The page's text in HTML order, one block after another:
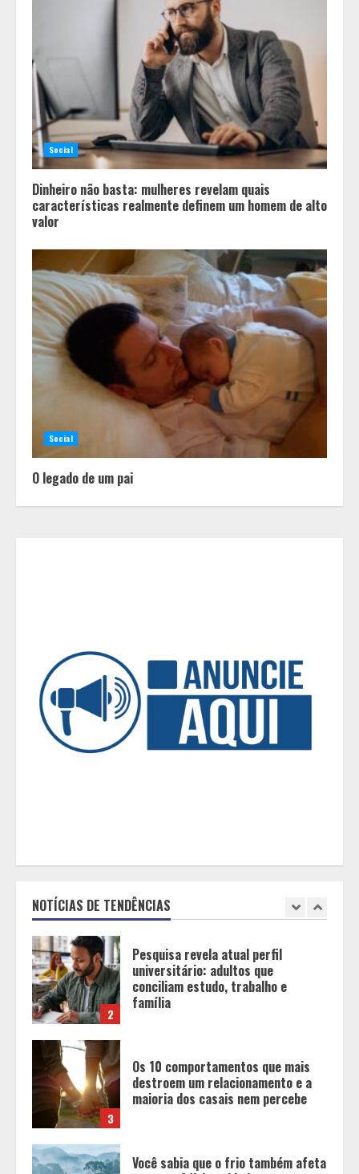
Social
Dinheiro não basta: mulheres revelam quais
características realmente definem um homem de alto
valor
Social
O legado de um pai
NOTÍCIAS DE TENDÊNCIAS
2
Pesquisa revela atual perfil
universitário: adultos que
conciliam estudo, trabalho e
família
Os 10 comportamentos que mais
destroem um relacionamento e a
maioria dos casais nem percebe
5
transformar o WhatsApp em um
canal menos confiável para os
usuários, diz especialista
Entrada na escolinha não significa
2
universitário: adultos que
família
3
Os 10 comportamentos que mais
destroem um relacionamento e a
maioria dos casais nem percebe
4
Você sabia que o frio também afeta
os pneus? Veja cuidados
fundamentais antes de pegar a
estrada no inverno
Projeto em análise no Senado pode